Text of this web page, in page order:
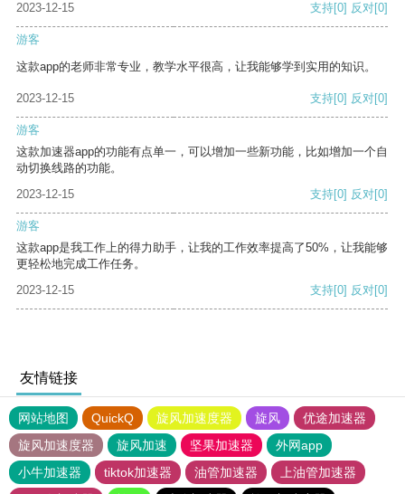
2023-12-15 支持[0] 反对[0]
游客
这款app的老师非常专业，教学水平很高，让我能够学到实用的知识。
2023-12-15 支持[0] 反对[0]
游客
这款加速器app的功能有点单一，可以增加一些新功能，比如增加一个自
动切换线路的功能。
2023-12-15
支持[0] 反对[0]
游客
这款app是我工作上的得力助手，让我的工作效率提高了50%，让我能够
更轻松地完成工作任务。
2023-12-15
支持[0] 反对[0]
友情链接
网站地图 QuickQ 旋风加速度器 旋风
优途加速器
旋风加速度器
旋风加速 坚果加速器
外网app
小牛加速器
tiktok加速器 油管加速器
上油管加速器